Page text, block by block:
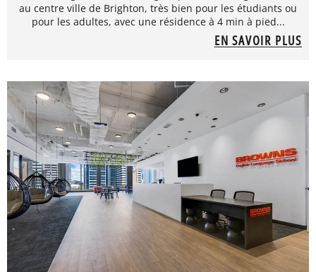
au centre ville de Brighton, très bien pour les étudiants ou
pour les adultes, avec une résidence à 4 min à pied...
EN SAVOIR PLUS